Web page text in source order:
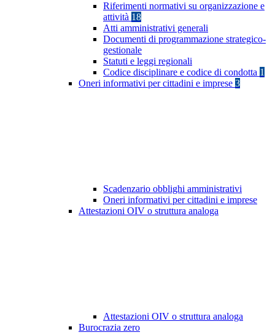
Riferimenti normativi su organizzazione e
attività 18
Atti amministrativi generali
Documenti di programmazione strategico-
gestionale
Statuti e leggi regionali
Codice disciplinare e codice di condotta 1
Oneri informativi per cittadini e imprese 3
Scadenzario obblighi amministrativi
Oneri informativi per cittadini e imprese
Attestazioni OIV o struttura analoga
Attestazioni OIV o struttura analoga
Burocrazia zero